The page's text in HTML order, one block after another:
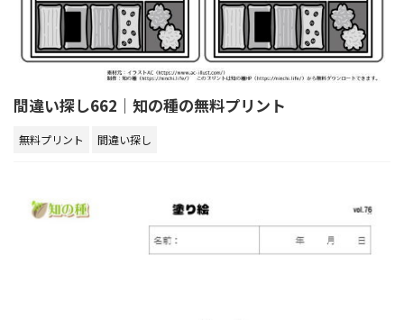
間違い探し662｜知の種の無料プリント
無料プリント 間違い探し